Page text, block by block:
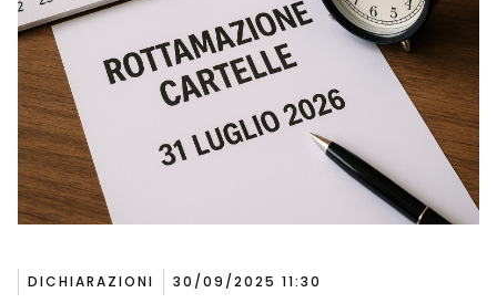
DICHIARAZIONI 30/09/2025 11:30